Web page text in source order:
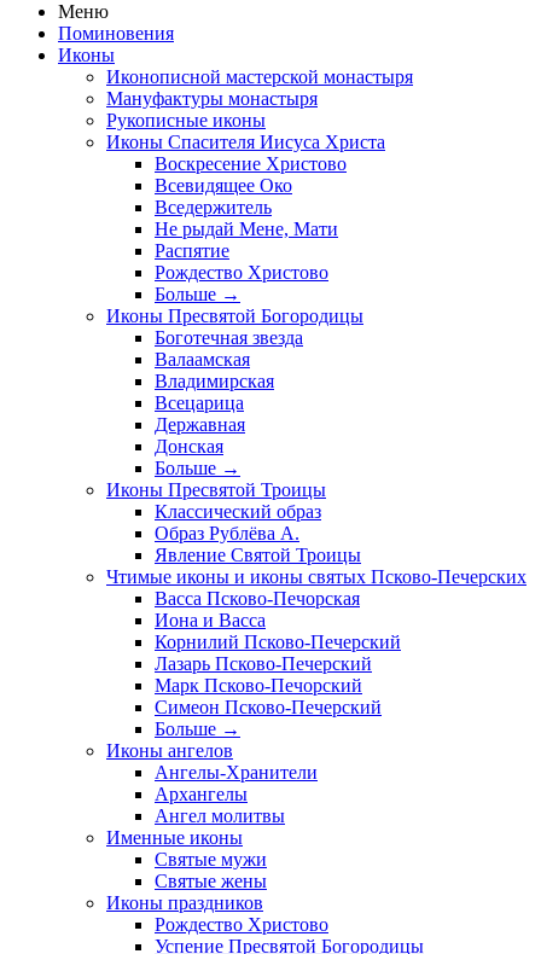
Меню
Поминовения
Иконы
Иконописной мастерской монастыря
Мануфактуры монастыря
Рукописные иконы
Иконы Спасителя Иисуса Христа
Воскресение Христово
Всевидящее Око
Вседержитель
Не рыдай Мене, Мати
Распятие
Рождество Христово
Больше →
Иконы Пресвятой Богородицы
Боготечная звезда
Валаамская
Владимирская
Всецарица
Державная
Донская
Больше →
Иконы Пресвятой Троицы
Классический образ
Образ Рублёва А.
Явление Святой Троицы
Чтимые иконы и иконы святых Псково-Печерских
Васса Псково-Печорская
Иона и Васса
Корнилий Псково-Печерский
Лазарь Псково-Печерский
Марк Псково-Печорский
Симеон Псково-Печерский
Больше →
Иконы ангелов
Ангелы-Хранители
Архангелы
Ангел молитвы
Именные иконы
Святые мужи
Святые жены
Иконы праздников
Рождество Христово
Успение Пресвятой Богородицы